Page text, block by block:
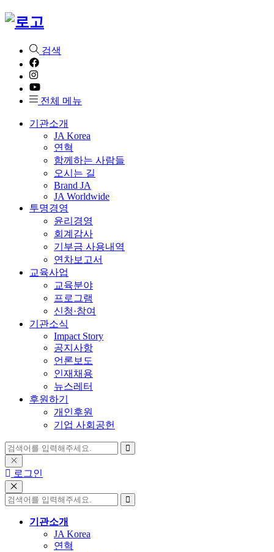
검색
전체 메뉴
기관소개
JA Korea
연혁
함께하는 사람들
오시는 길
Brand JA
JA Worldwide
투명경영
윤리경영
회계감사
기부금 사용내역
연차보고서
교육사업
교육분야
프로그램
신청·참여
기관소식
Impact Story
공지사항
언론보도
인재채용
뉴스레터
후원하기
개인후원
기업 사회공헌
로그인
기관소개
JA Korea
연혁